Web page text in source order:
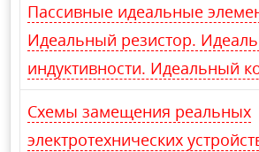
Пассивные идеальные
Идеальный резистор.
индуктивности. Идеальный
Схемы замещения реальных
электротехнических